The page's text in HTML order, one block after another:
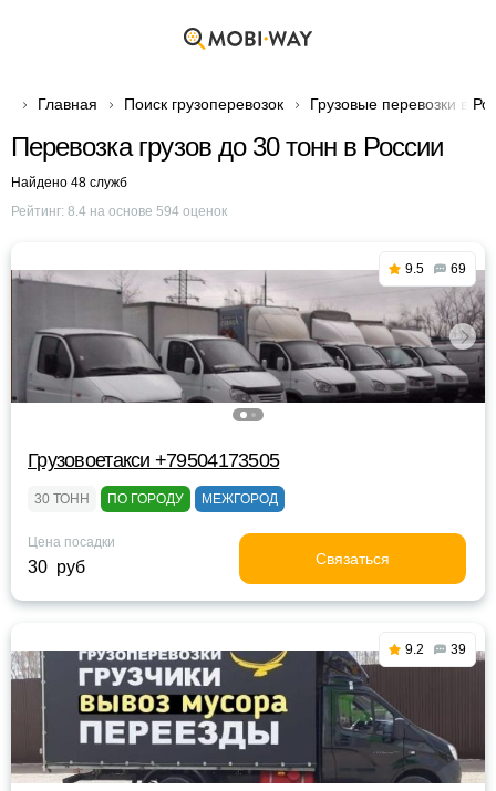
Главная Поиск грузоперевозок Грузовые перевозки в
Перевозка грузов до 30 тонн в России
Найдено 48 служб
Рейтинг: 8.4 на основе 594 оценок
9.5 69
Грузовоетакси +79504173505
30 ТОНН ПО ГОРОДУ МЕЖГОРОД
Цена посадки
30 руб Связаться
9.2 39